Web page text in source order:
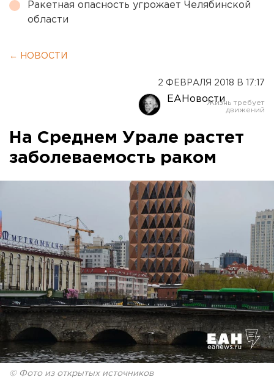
Ракетная опасность угрожает Челябинской
области
← НОВОСТИ
2 ФЕВРАЛЯ 2018 В 17:17
ЕАНовости
На Среднем Урале растет
заболеваемость раком
© Фото из открытых источников